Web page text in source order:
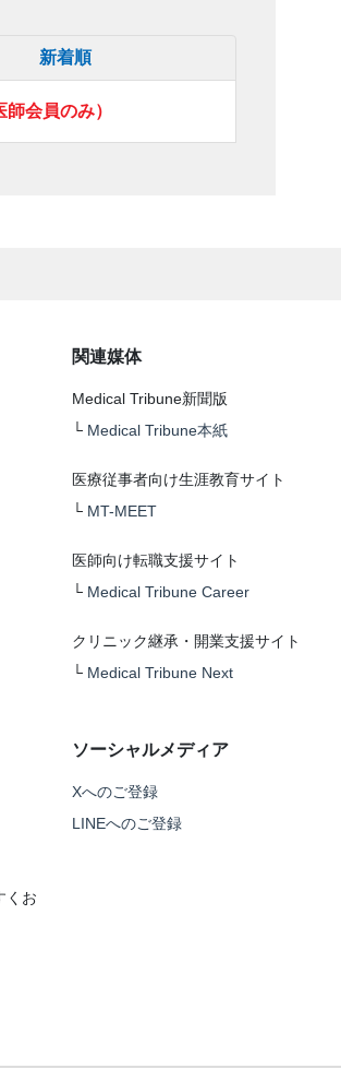
新着順
会員のみ）
くお
関連媒体
Medical Tribune新聞版
└ Medical Tribune本紙
医療従事者向け生涯教育サイト
└ MT-MEET
医師向け転職支援サイト
└ Medical Tribune Career
クリニック継承・開業支援サイト
└ Medical Tribune Next
ソーシャルメディア
Xへのご登録
LINEへのご登録